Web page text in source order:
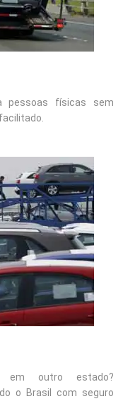
pessoas físicas sem
em outro estado?
o Brasil com seguro